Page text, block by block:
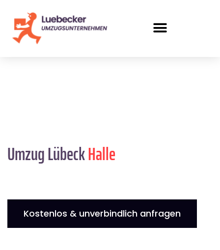
Umzug LübeckHalle
Kostenlos & unverbindlich anfragen